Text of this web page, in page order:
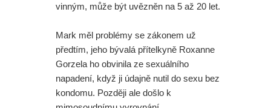
vinným, může být uvězněn na 5 až 20 let.
Mark měl problémy se zákonem už
předtím, jeho bývalá přítelkyně Roxanne
Gorzela ho obvinila ze sexuálního
napadení, když ji údajně nutil do sexu bez
kondomu. Později ale došlo k